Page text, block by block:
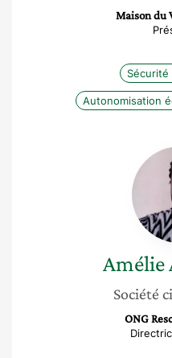
Maison du
Sécurité
Autonomisation
Amélie
Société
ONG